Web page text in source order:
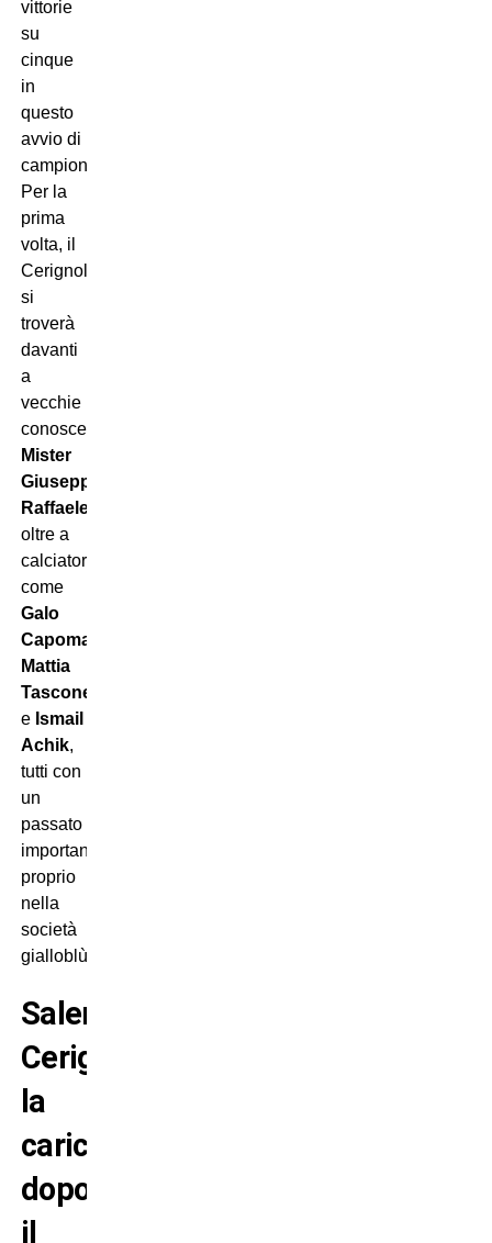
vittorie
su
cinque
in
questo
avvio di
campionato.
Per la
prima
volta, il
Cerignola
si
troverà
davanti
a
vecchie
conoscenze:
Mister
Giuseppe
Raffaele
oltre a
calciatori
come
Galo
Capomaggio
Mattia
Tascone
e Ismail
Achik,
tutti con
un
passato
importante
proprio
nella
società
gialloblù.
Salernitana-
Cerignola
la
carica
dopo
il